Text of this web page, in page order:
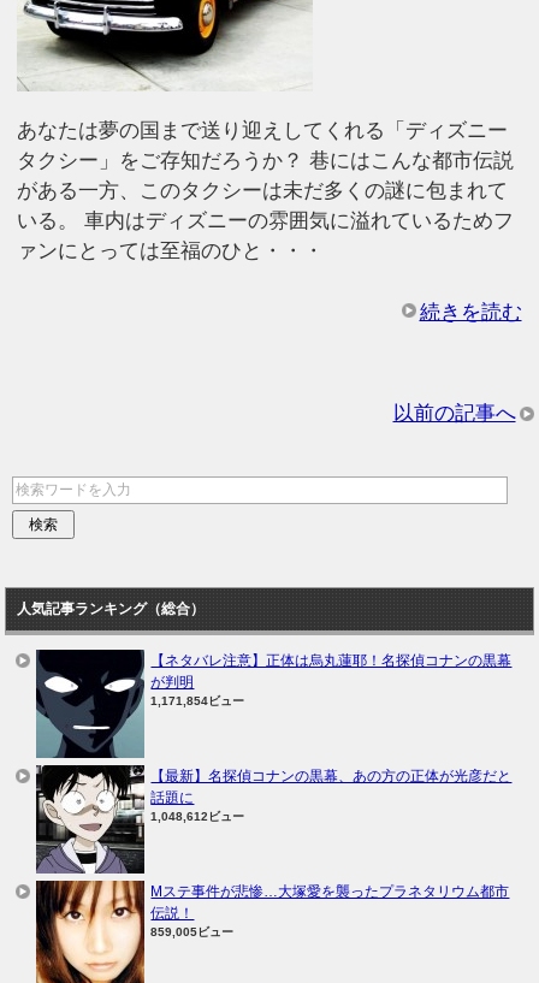
あなたは夢の国まで送り迎えしてくれる「ディズニー
タクシー」をご存知だろうか？ 巷にはこんな都市伝説
がある一方、このタクシーは未だ多くの謎に包まれて
いる。 車内はディズニーの雰囲気に溢れているためフ
ァンにとっては至福のひと・・・
続きを読む
以前の記事へ
人気記事ランキング（総合）
【ネタバレ注意】正体は烏丸蓮耶！名探偵コナンの黒幕
が判明
1,171,854ビュー
【最新】名探偵コナンの黒幕、あの方の正体が光彦だと
話題に
1,048,612ビュー
Mステ事件が悲惨…大塚愛を襲ったプラネタリウム都市
伝説！
859,005ビュー